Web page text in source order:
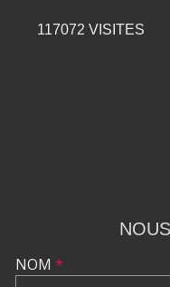
117072 VISITES
NOM *